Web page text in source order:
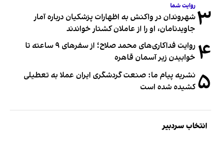
۳ روایت شما
شهروندان در واکنش به اظهارات پزشکیان درباره آمار
جاویدنامان، او را از عاملان کشتار خواندند
۴
روایت فداکاری‌های محمد صلاح؛ از سفرهای ۹ ساعته تا
خوابیدن زیر آسمان قاهره
۵ نشریه پیام ما: صنعت گردشگری ایران عملا به تعطیلی
کشیده شده است
انتخاب سردبیر